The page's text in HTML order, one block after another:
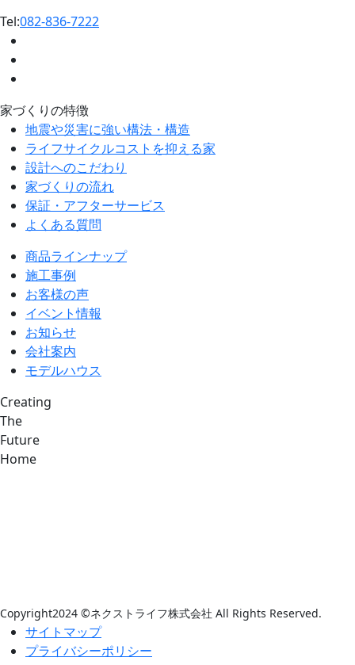
Tel:082-836-7222
家づくりの特徴
地震や災害に強い構法・構造
ライフサイクルコストを抑える家
設計へのこだわり
家づくりの流れ
保証・アフターサービス
よくある質問
商品ラインナップ
施工事例
お客様の声
イベント情報
お知らせ
会社案内
モデルハウス
Creating
The
Future
Home
Copyright2024 ©ネクストライフ株式会社 All Rights Reserved.
サイトマップ
プライバシーポリシー